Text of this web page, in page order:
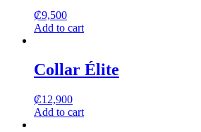
₡9,500
Add to cart
Collar Élite
₡12,900
Add to cart